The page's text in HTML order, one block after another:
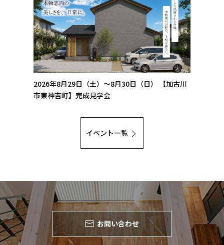
2026年8月29日（土）～8月30日（日）
【加古川
市東神吉町】完成見学会
イベント一覧
お問い合わせ